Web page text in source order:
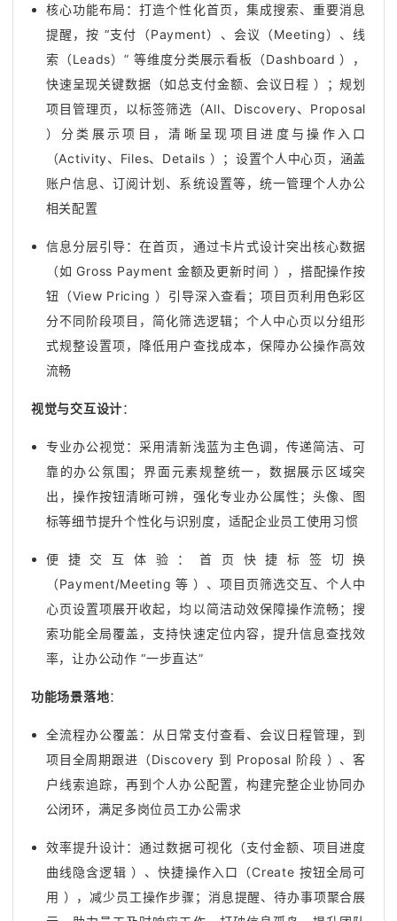
核心功能布局：打造个性化首页，集成搜索、重要消息
提醒，按 “支付（Payment）、会议（Meeting）、线
索（Leads）” 等维度分类展示看板（Dashboard ），
快速呈现关键数据（如总支付金额、会议日程 ）；规划
项目管理页，以标签筛选（All、Discovery、Proposal
）分类展示项目，清晰呈现项目进度与操作入口
（Activity、Files、Details ）；设置个人中心页，涵盖
账户信息、订阅计划、系统设置等，统一管理个人办公
相关配置
信息分层引导：在首页，通过卡片式设计突出核心数据
（如 Gross Payment 金额及更新时间 ），搭配操作按
钮（View Pricing ）引导深入查看；项目页利用色彩区
分不同阶段项目，简化筛选逻辑；个人中心页以分组形
式规整设置项，降低用户查找成本，保障办公操作高效
流畅
视觉与交互设计：
专业办公视觉：采用清新浅蓝为主色调，传递简洁、可
靠的办公氛围；界面元素规整统一，数据展示区域突
出，操作按钮清晰可辨，强化专业办公属性；头像、图
标等细节提升个性化与识别度，适配企业员工使用习惯
便捷交互体验：首页快捷标签切换
（Payment/Meeting 等 ）、项目页筛选交互、个人中
心页设置项展开收起，均以简洁动效保障操作流畅；搜
索功能全局覆盖，支持快速定位内容，提升信息查找效
率，让办公动作 “一步直达”
功能场景落地：
全流程办公覆盖：从日常支付查看、会议日程管理，到
项目全周期跟进（Discovery 到 Proposal 阶段 ）、客
户线索追踪，再到个人办公配置，构建完整企业协同办
公闭环，满足多岗位员工办公需求
效率提升设计：通过数据可视化（支付金额、项目进度
曲线隐含逻辑 ）、快捷操作入口（Create 按钮全局可
用 ），减少员工操作步骤；消息提醒、待办事项聚合展